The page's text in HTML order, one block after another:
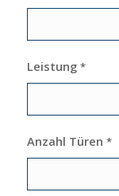
Leistung *
Anzahl Türen *